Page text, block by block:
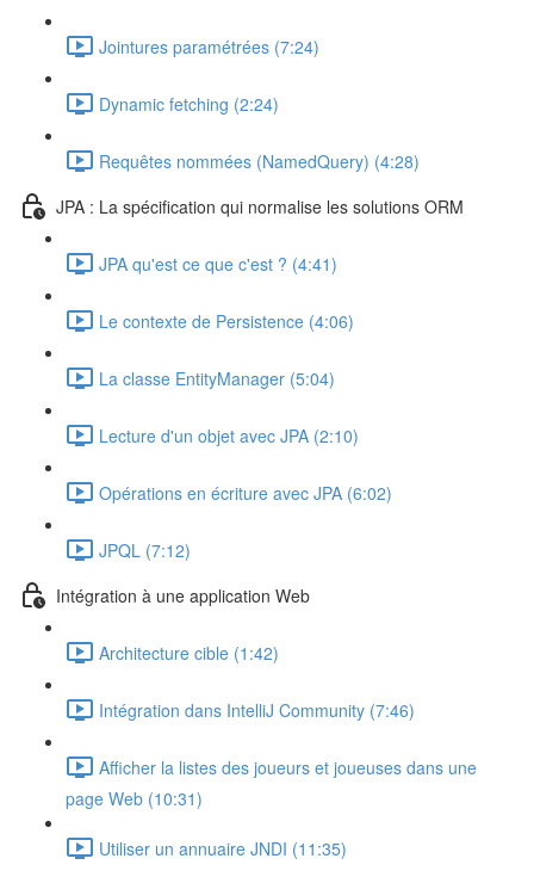
Jointures paramétrées (7:24)
Dynamic fetching (2:24)
Requêtes nommées (NamedQuery) (4:28)
JPA : La spécification qui normalise les solutions ORM
JPA qu'est ce que c'est ? (4:41)
Le contexte de Persistence (4:06)
La classe EntityManager (5:04)
Lecture d'un objet avec JPA (2:10)
Opérations en écriture avec JPA (6:02)
JPQL (7:12)
Intégration à une application Web
Architecture cible (1:42)
Intégration dans IntelliJ Community (7:46)
Afficher la listes des joueurs et joueuses dans une
page Web (10:31)
Utiliser un annuaire JNDI (11:35)